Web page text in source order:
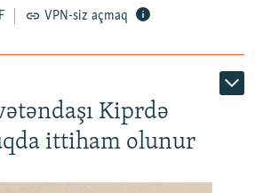
VPN-siz açmaq
Kiprdə
ittiham olunur